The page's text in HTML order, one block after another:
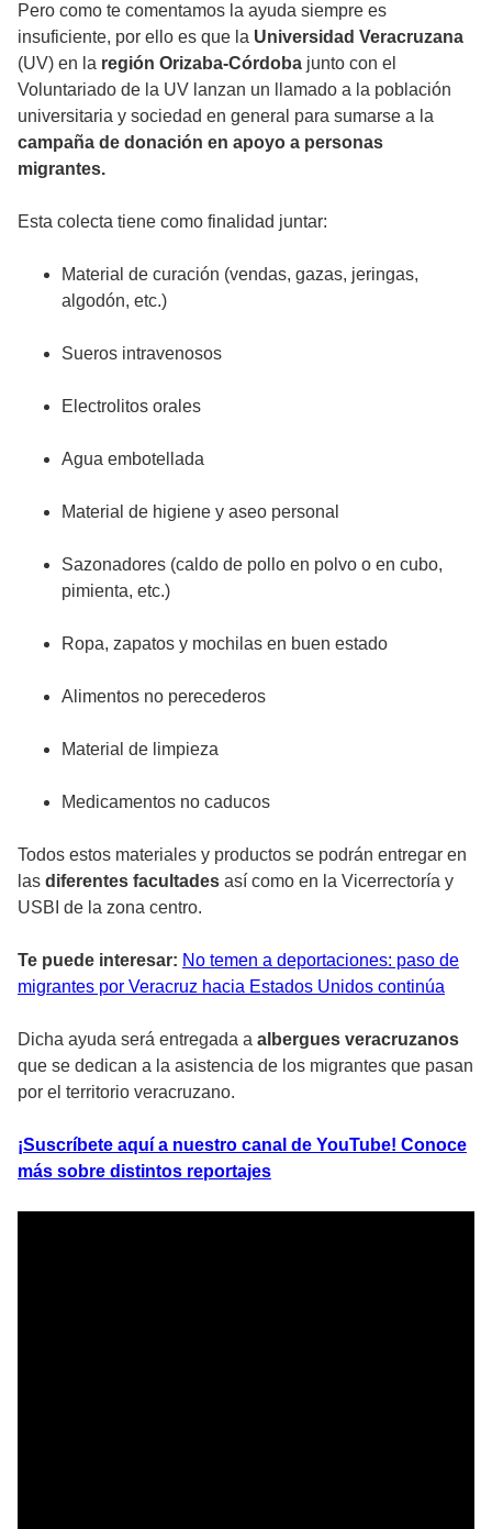
Pero como te comentamos la ayuda siempre es
insuficiente, por ello es que la Universidad Veracruzana
(UV) en la región Orizaba-Córdoba junto con el
Voluntariado de la UV lanzan un llamado a la población
universitaria y sociedad en general para sumarse a la
campaña de donación en apoyo a personas
migrantes.
Esta colecta tiene como finalidad juntar:
Material de curación (vendas, gazas, jeringas,
algodón, etc.)
Sueros intravenosos
Electrolitos orales
Agua embotellada
Material de higiene y aseo personal
Sazonadores (caldo de pollo en polvo o en cubo,
pimienta, etc.)
Ropa, zapatos y mochilas en buen estado
Alimentos no perecederos
Material de limpieza
Medicamentos no caducos
Todos estos materiales y productos se podrán entregar en
las diferentes facultades así como en la Vicerrectoría y
USBI de la zona centro.
Te puede interesar: No temen a deportaciones: paso de
migrantes por Veracruz hacia Estados Unidos continúa
Dicha ayuda será entregada a albergues veracruzanos
que se dedican a la asistencia de los migrantes que pasan
por el territorio veracruzano.
¡Suscríbete aquí a nuestro canal de YouTube! Conoce
más sobre distintos reportajes